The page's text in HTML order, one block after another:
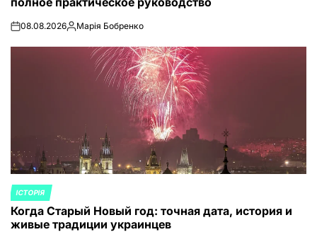
on08.08.2026Запись
Марія Бобренко
ОПУБЛИКОВАНО
В
ІСТОРІЯ
Когда Старый Новый год: точная дата, история и
живые традиции украинцев